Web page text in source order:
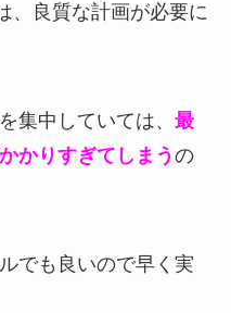
、良質な計画が必要に
集中していては、 最
かりすぎてしまう の
でも良いので早く実